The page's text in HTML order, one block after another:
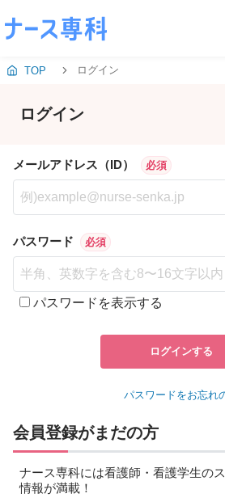
TOP ログイン
ログイン
メールアドレス（ID） 必須
パスワード 必須
パスワードを表示する
ログインする
パスワードをお忘れ
会員登録がまだの方
ナース専科には看護師・看護学生の
情報が満載！